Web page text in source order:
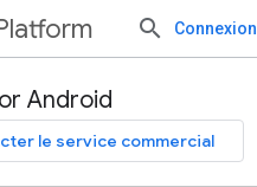
Connexion
Android
le service commercial